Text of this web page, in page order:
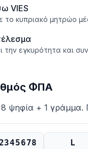
VIES
το κυπριακό μητρώο
την εγκυρότητα και
ΦΠΑ
ψηφία + 1 γράμμα.
L